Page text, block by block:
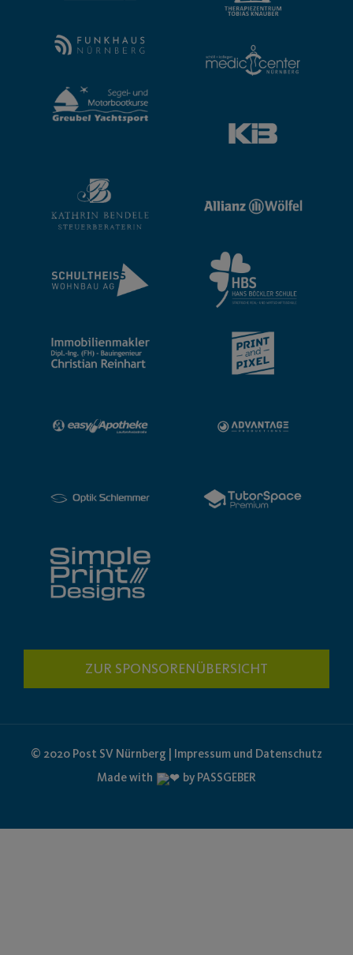
ZUR SPONSORENÜBERSICHT
© 2020 Post SV Nürnberg | Impressum und Datenschutz
Made with
by PASSGEBER